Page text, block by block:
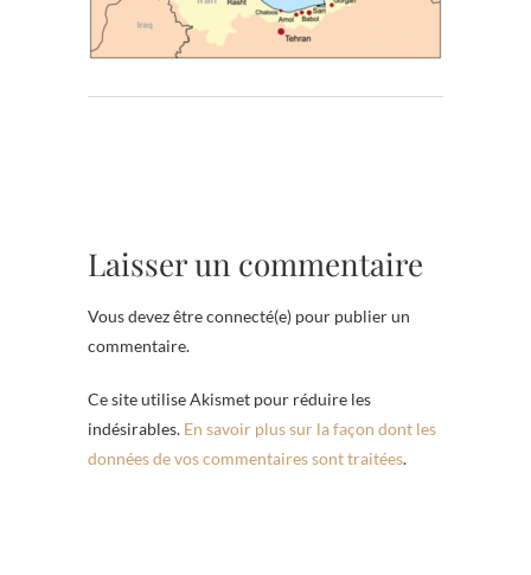
Laisser un commentaire
Vous devez être connecté(e) pour publier un
commentaire.
Ce site utilise Akismet pour réduire les
indésirables. En savoir plus sur la façon dont les
données de vos commentaires sont traitées.